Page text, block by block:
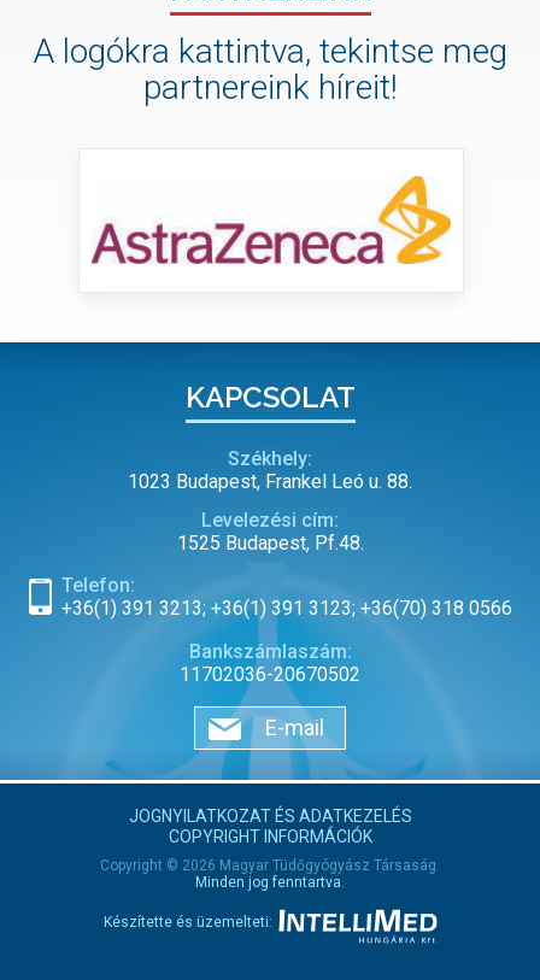
A logókra kattintva, tekintse meg
partnereink híreit!
KAPCSOLAT
Székhely:
1023 Budapest, Frankel Leó u. 88.
Levelezési cím:
1525 Budapest, Pf.48.
Telefon:
+36(1) 391 3213; +36(1) 391 3123; +36(70) 318 0566
Bankszámlaszám:
11702036-20670502
E-mail
JOGNYILATKOZAT ÉS ADATKEZELÉS
COPYRIGHT INFORMÁCIÓK
Copyright © 2026 Magyar Tüdőgyógyász Társaság.
Minden jog fenntartva.
Készítette és üzemelteti: